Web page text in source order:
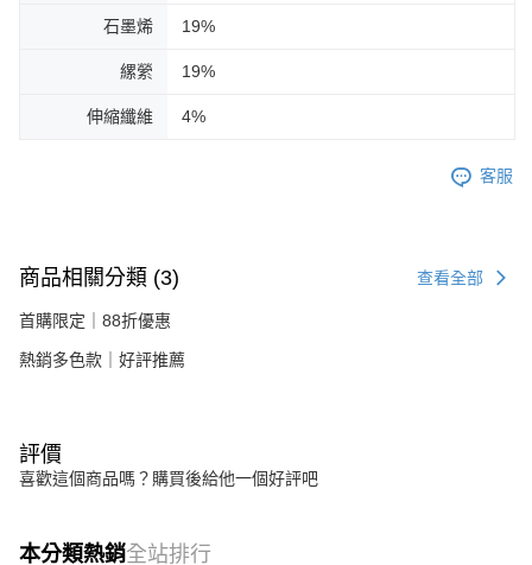
石墨烯 19%
縲縈 19%
伸縮纖維 4%
客服
商品相關分類 (3) 查看全部
首購限定｜88折優惠
熱銷多色款｜好評推薦
評價
喜歡這個商品嗎？購買後給他一個好評吧
本分類熱銷全站排行